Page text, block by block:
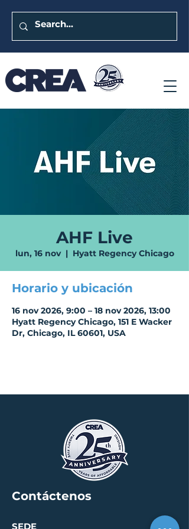
AHF Live
lun, 16 nov
  |
Hyatt Regency Chicago
Horario y ubicación
16 nov 2026, 9:00 – 18 nov 2026, 13:00
Hyatt Regency Chicago, 151 E Wacker
Dr, Chicago, IL 60601, USA
Contáctenos
SEDE